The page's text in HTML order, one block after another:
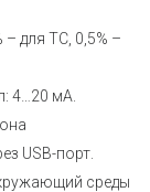
для ТС, 0,5% –
4…20 мА.
USB-порт.
среды